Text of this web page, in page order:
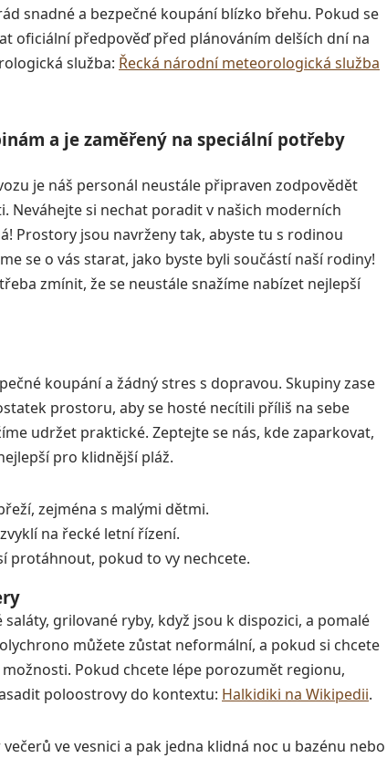
snadné a bezpečné koupání blízko břehu. Pokud se
oficiální předpověď před plánováním delších dní na
služba: Řecká národní meteorologická služba
a je zaměřený na speciální potřeby
je náš personál neustále připraven zodpovědět
Neváhejte si nechat poradit v našich moderních
Prostory jsou navrženy tak, abyste tu s rodinou
se o vás starat, jako byste byli součástí naší rodiny!
zmínit, že se neustále snažíme nabízet nejlepší
koupání a žádný stres s dopravou. Skupiny zase
prostoru, aby se hosté necítili příliš na sebe
udržet praktické. Zeptejte se nás, kde zaparkovat,
pro klidnější pláž.
zejména s malými dětmi.
na řecké letní řízení.
protáhnout, pokud to vy nechcete.
grilované ryby, když jsou k dispozici, a pomalé
můžete zůstat neformální, a pokud si chcete
Pokud chcete lépe porozumět regionu,
poloostrovy do kontextu: Halkidiki na Wikipedii.
ve vesnici a pak jedna klidná noc u bazénu nebo